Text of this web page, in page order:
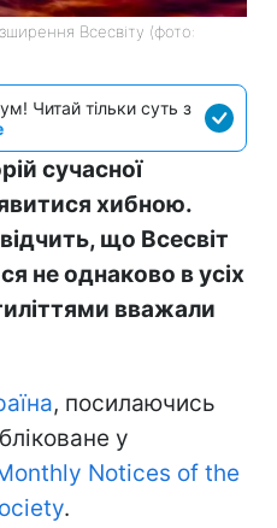
Всесвіту (фото:
Читай тільки суть з
сучасної
хибною.
що Всесвіт
не однаково в усіх
вважали
, посилаючись
у
Notices of the
.